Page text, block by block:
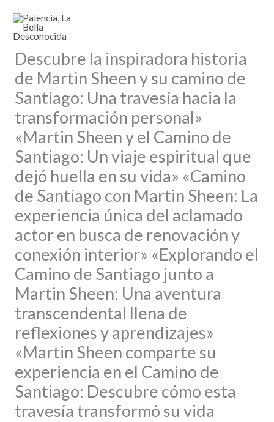
contenido
Descubre la inspiradora historia
de Martin Sheen y su camino de
Santiago: Una travesía hacia la
transformación personal»
«Martin Sheen y el Camino de
Santiago: Un viaje espiritual que
dejó huella en su vida» «Camino
de Santiago con Martin Sheen: La
experiencia única del aclamado
actor en busca de renovación y
conexión interior» «Explorando el
Camino de Santiago junto a
Martin Sheen: Una aventura
transcendental llena de
reflexiones y aprendizajes»
«Martin Sheen comparte su
experiencia en el Camino de
Santiago: Descubre cómo esta
travesía transformó su vida